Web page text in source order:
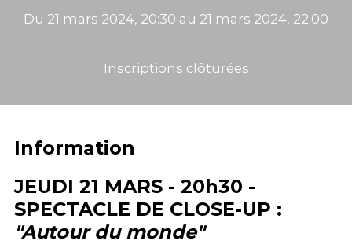
Du 21 mars 2024, 20:30 au 21 mars 2024, 22:00
Inscriptions clôturées
Information
JEUDI 21 MARS - 20h30 -
SPECTACLE DE CLOSE-UP :
"Autour du monde"